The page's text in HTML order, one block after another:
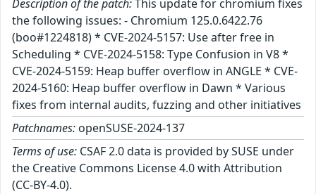
Description of the patch:This update for chromium fixes
the following issues: - Chromium 125.0.6422.76
(boo#1224818) * CVE-2024-5157: Use after free in
Scheduling * CVE-2024-5158: Type Confusion in V8 *
CVE-2024-5159: Heap buffer overflow in ANGLE * CVE-
2024-5160: Heap buffer overflow in Dawn * Various
fixes from internal audits, fuzzing and other initiatives
Patchnames: openSUSE-2024-137
Terms of use: CSAF 2.0 data is provided by SUSE under
the Creative Commons License 4.0 with Attribution
(CC-BY-4.0).